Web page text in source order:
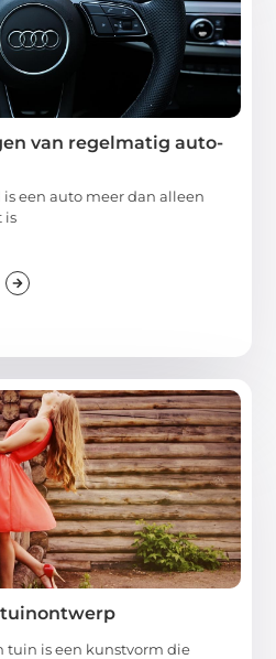
van regelmatig auto-
een auto meer dan alleen
is
tuinontwerp
tuin is een kunstvorm die